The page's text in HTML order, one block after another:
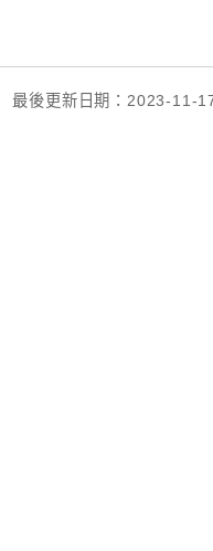
最後更新日期：2023-11-